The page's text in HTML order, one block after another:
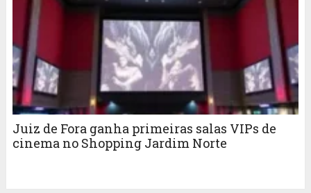
Juiz de Fora ganha primeiras salas VIPs de
cinema no Shopping Jardim Norte